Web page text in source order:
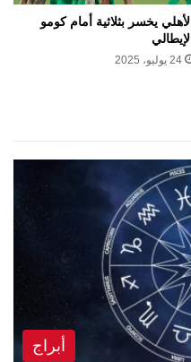
الأهلي يخسر بثلاثية أمام كومو
الإيطالي
24 يوليو، 2025
أبراج